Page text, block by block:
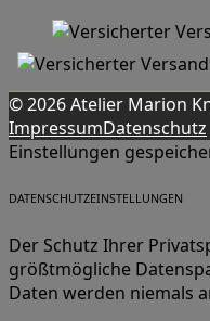
© 2026 Atelier Marion
ImpressumDatenschutz
Einstellungen
DATENSCHUTZEINSTELLUNGEN
Der Schutz Ihrer
größtmögliche
Daten werden niemals